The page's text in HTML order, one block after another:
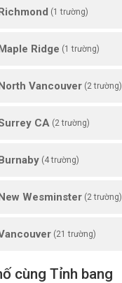
(1 trường)
Ridge (1 trường)
Vancouver (2 trường)
CA (2 trường)
(4 trường)
Wesminster (2 trường)
(21 trường)
cùng Tỉnh bang